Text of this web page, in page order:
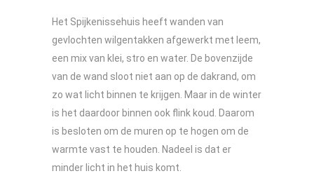
Het Spijkenissehuis heeft wanden van
gevlochten wilgentakken afgewerkt met leem,
een mix van klei, stro en water. De bovenzijde
van de wand sloot niet aan op de dakrand, om
zo wat licht binnen te krijgen. Maar in de winter
is het daardoor binnen ook flink koud. Daarom
is besloten om de muren op te hogen om de
warmte vast te houden. Nadeel is dat er
minder licht in het huis komt.